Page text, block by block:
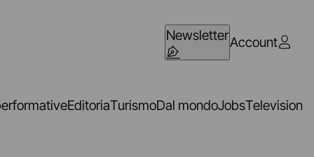
NewsletterAccount
EditoriaTurismoDal mondoJobsTelevision